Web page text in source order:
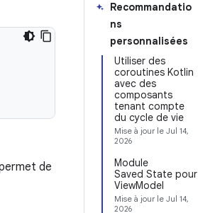
Recommandatio
ns
personnalisées
Utiliser des
coroutines Kotlin
avec des
composants
tenant compte
du cycle de vie
Mise à jour le Jul 14,
2026
Module
Saved State pour
ViewModel
Mise à jour le Jul 14,
2026
de